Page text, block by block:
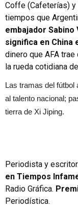
Coffe (Cafeterías)
tiempos que
embajador
significa en China
dinero que AFA
la rueda cotidiana
Las tramas del fútbol
al talento nacional;
tierra de Xi Jiping.
Periodista y
en Tiempos
Radio Gráfica.
Periodística.